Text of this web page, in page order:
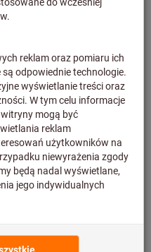
bezpośrednio u producenta i
magazynie – czas dostawy
cena zostanie
do koszyka i przejściu
zwrotowi.Informacje
Udostępnij artykuł